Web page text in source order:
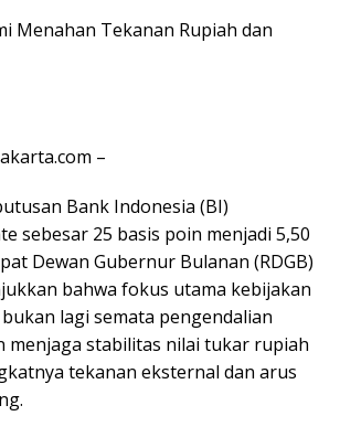
Menahan Tekanan Rupiah dan
–
Bank Indonesia (BI)
sebesar 25 basis poin menjadi 5,50
Dewan Gubernur Bulanan (RDGB)
bahwa fokus utama kebijakan
lagi semata pengendalian
menjaga stabilitas nilai tukar rupiah
tekanan eksternal dan arus